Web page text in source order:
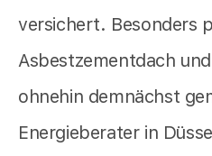
versichert. Besonders
Asbestzementdach
ohnehin demnächst
Energieberater in